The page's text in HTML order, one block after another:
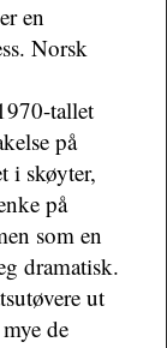
en
Norsk
tallet
på
i skøyter,
på
som en
dramatisk.
ut
de